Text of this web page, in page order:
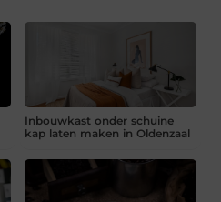
Inbouwkast onder schuine
kap laten maken in Oldenzaal